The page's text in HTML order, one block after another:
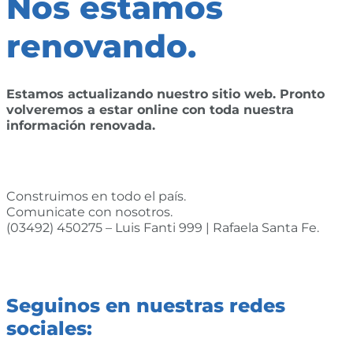
renovando.
Estamos actualizando nuestro sitio web. Pronto
volveremos a estar online con toda nuestra
información renovada.
Construimos en todo el país.
Comunicate con nosotros.
(03492) 450275 – Luis Fanti 999 | Rafaela Santa Fe.
Seguinos en nuestras redes
sociales: